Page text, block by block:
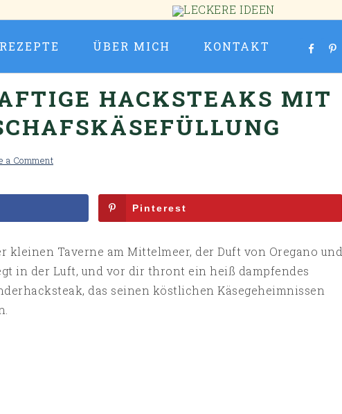
REZEPTE ÜBER MICH KONTAKT
HACKSTEAKS MIT
a Comment
Pinterest
kleinen Taverne am Mittelmeer, der Duft von Oregano und
in der Luft, und vor dir thront ein heiß dampfendes
das seinen köstlichen Käsegeheimnissen